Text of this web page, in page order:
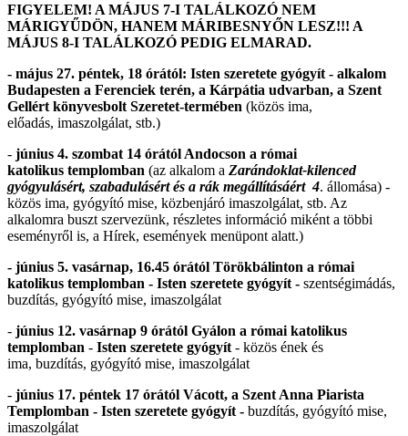
FIGYELEM! A MÁJUS 7-I TALÁLKOZÓ NEM
MÁRIGYŰDÖN, HANEM MÁRIBESNYŐN LESZ!!! A
MÁJUS 8-I TALÁLKOZÓ PEDIG ELMARAD.
- május 27. péntek, 18 órától: Isten szeretete gyógyít - alkalom
Budapesten a Ferenciek terén, a Kárpátia udvarban, a Szent
Gellért könyvesbolt Szeretet-termében (közös ima,
előadás, imaszolgálat, stb.)
- június 4. szombat 14 órától Andocson a római
katolikus templomban (az alkalom a Zarándoklat-kilenced
gyógyulásért, szabadulásért és a rák megállításáért 4. állomása) -
közös ima, gyógyító mise, közbenjáró imaszolgálat, stb. Az
alkalomra buszt szervezünk, részletes információ miként a többi
eseményről is, a Hírek, események menüpont alatt.)
- június 5. vasárnap, 16.45 órától Törökbálinton a római
katolikus templomban - Isten szeretete gyógyít - szentségimádás,
buzdítás, gyógyító mise, imaszolgálat
- június 12. vasárnap 9 órától Gyálon a római katolikus
templomban - Isten szeretete gyógyít - közös ének és
ima, buzdítás, gyógyító mise, imaszolgálat
- június 17. péntek 17 órától Vácott, a Szent Anna Piarista
Templomban - Isten szeretete gyógyít - buzdítás, gyógyító mise,
imaszolgálat